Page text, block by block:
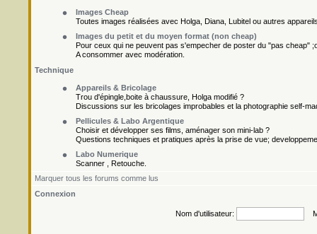
Images Cheap
Toutes images réalisées avec Holga, Diana, Lubitel ou autres
Images du petit et du moyen format (non cheap)
Pour ceux qui ne peuvent pas s'empecher de poster du "pas cheap"
A consommer avec modération.
Technique
Appareils & Bricolage
Trou d'épingle,boite à chaussure, Holga modifié ?
Discussions sur les bricolages improbables et la photographie self-
Pellicules & Labo Argentique
Choisir et développer ses films, aménager son mini-lab ?
Questions techniques et pratiques après la prise de vue;
Labo Numerique
Scanner , Retouche.
Marquer tous les forums comme lus
Connexion
Nom d'utilisateur: